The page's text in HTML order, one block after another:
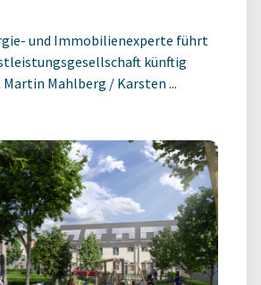
und Immobilienexperte führt
künftig
Mahlberg / Karsten ...